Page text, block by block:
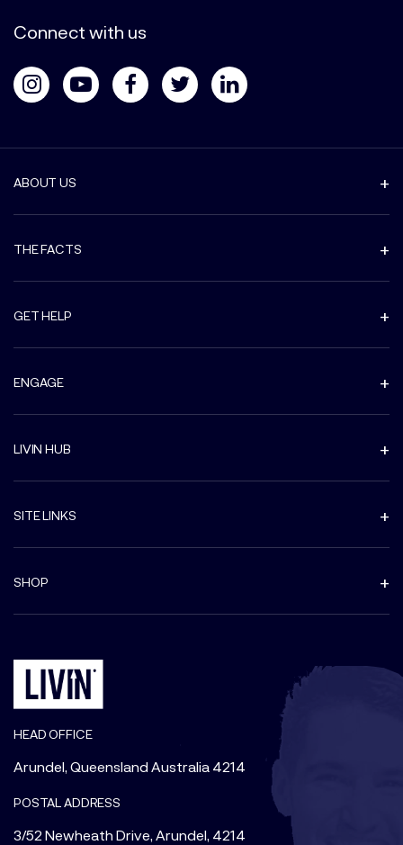
Connect with us
ABOUT US
THE FACTS
GET HELP
ENGAGE
LIVIN HUB
SITE LINKS
SHOP
HEAD OFFICE
Arundel, Queensland Australia 4214
POSTAL ADDRESS
3/52 Newheath Drive, Arundel, 4214